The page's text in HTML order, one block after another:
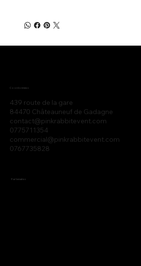
439 route de la gare
84470 Châteauneuf de Gadagne
contact@pinkrabbitevent.com
0775711354
commercial@pinkrabbitevent.com
0767735828
Coordonnées
Partenaires